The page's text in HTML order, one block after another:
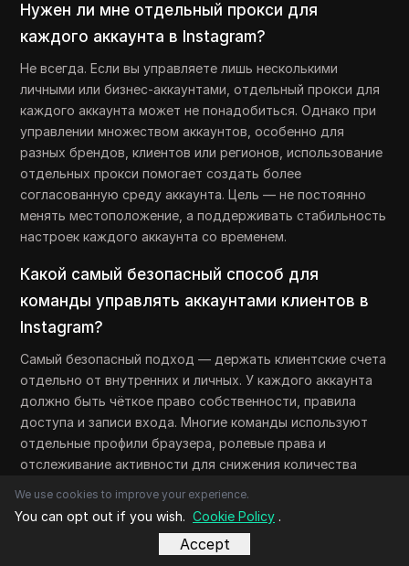
Нужен ли мне отдельный прокси для
каждого аккаунта в Instagram?
Не всегда. Если вы управляете лишь несколькими
личными или бизнес-аккаунтами, отдельный прокси для
каждого аккаунта может не понадобиться. Однако при
управлении множеством аккаунтов, особенно для
разных брендов, клиентов или регионов, использование
отдельных прокси помогает создать более
согласованную среду аккаунта. Цель — не постоянно
менять местоположение, а поддерживать стабильность
настроек каждого аккаунта со временем.
Какой самый безопасный способ для
команды управлять аккаунтами клиентов в
Instagram?
Самый безопасный подход — держать клиентские счета
отдельно от внутренних и личных. У каждого аккаунта
должно быть чёткое право собственности, правила
доступа и записи входа. Многие команды используют
отдельные профили браузера, ролевые права и
отслеживание активности для снижения количества
может помочь, позволяя командам делиться доступом
к профилям без раскрытия паролей аккаунтов сайта и
предоставляя журналы операций для проверки
We use cookies to improve your experience.
You can opt out if you wish. Cookie Policy .
Accept